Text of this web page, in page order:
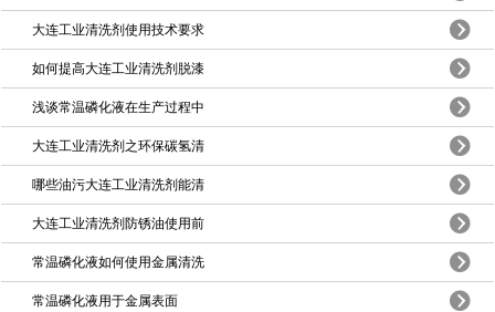
大连工业清洗剂使用技术要求
如何提高大连工业清洗剂脱漆
浅谈常温磷化液在生产过程中
大连工业清洗剂之环保碳氢清
哪些油污大连工业清洗剂能清
大连工业清洗剂防锈油使用前
常温磷化液如何使用金属清洗
常温磷化液用于金属表面